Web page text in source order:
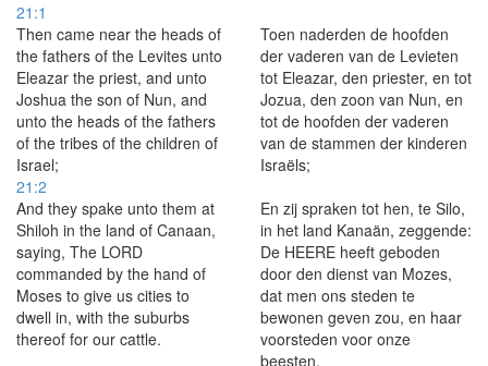
21:1
Then came near the heads of
the fathers of the Levites unto
Eleazar the priest, and unto
Joshua the son of Nun, and
unto the heads of the fathers
of the tribes of the children of
Israel;
Toen naderden de hoofden
der vaderen van de Levieten
tot Eleazar, den priester, en tot
Jozua, den zoon van Nun, en
tot de hoofden der vaderen
van de stammen der kinderen
Israëls;
21:2
And they spake unto them at
Shiloh in the land of Canaan,
saying, The LORD
commanded by the hand of
Moses to give us cities to
dwell in, with the suburbs
thereof for our cattle.
En zij spraken tot hen, te Silo,
in het land Kanaän, zeggende:
De HEERE heeft geboden
door den dienst van Mozes,
dat men ons steden te
bewonen geven zou, en haar
voorsteden voor onze
beesten.